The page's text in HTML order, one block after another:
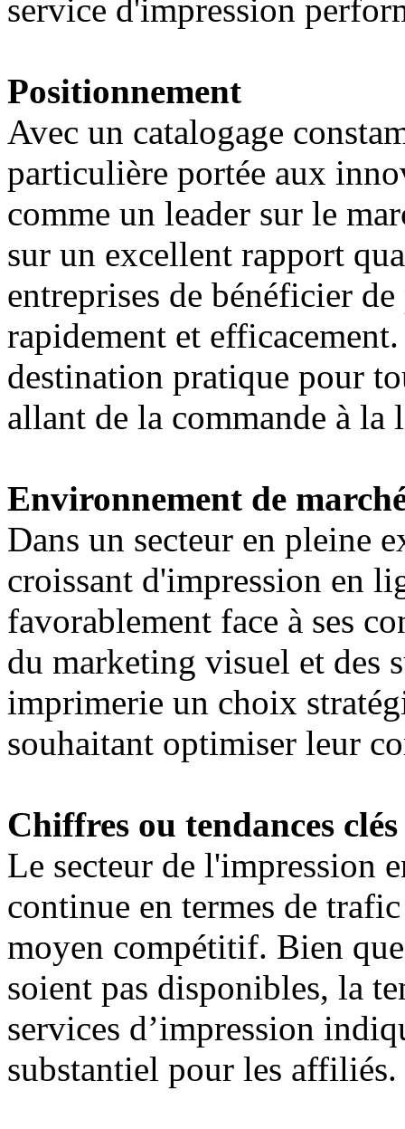
service d'impression
Positionnement
Avec un catalogage
particulière portée aux
comme un leader sur le
sur un excellent rapport
entreprises de bénéficier
rapidement et
destination pratique pour
allant de la commande à la
Environnement de
Dans un secteur en pleine
croissant d'impression en
favorablement face à ses
du marketing visuel et des
imprimerie un choix
souhaitant optimiser leur
Chiffres ou tendances clés
Le secteur de l'impression
continue en termes de
moyen compétitif. Bien
soient pas disponibles, la
services d’impression
substantiel pour les affiliés.